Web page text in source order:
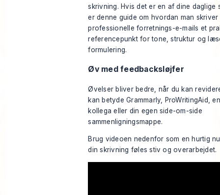
skrivning. Hvis det er en af dine daglige
er denne guide om hvordan man skriver
professionelle forretnings-e-mails et
referencepunkt for tone, struktur og
formulering.
Øv med feedbacksløjfer
Øvelser bliver bedre, når du kan
kan betyde Grammarly, ProWritingAid,
kollega eller din egen side-om-side
sammenligningsmappe.
Brug videoen nedenfor som en hurtig
din skrivning føles stiv og overarbejdet.